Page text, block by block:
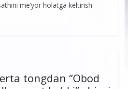
me’yor holatga keltirish
tongdan “Obod